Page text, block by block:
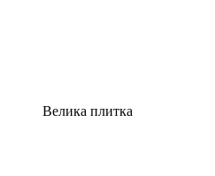
Велика плитка